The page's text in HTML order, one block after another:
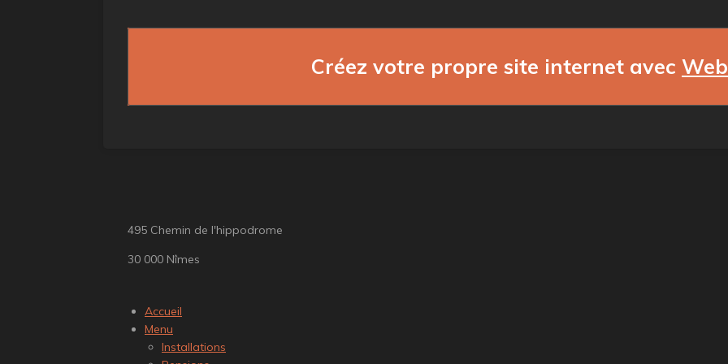
Créez votre propre site internet avec
495 Chemin de l'hippodrome
30 000 Nîmes
Accueil
Menu
Installations